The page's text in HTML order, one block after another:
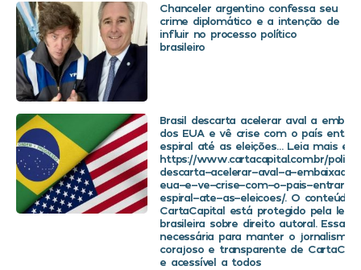
Chanceler argentino confessa seu
crime diplomático e a intenção de
influir no processo político
brasileiro
Brasil descarta acelerar aval a
dos EUA e vê crise com o país
espiral até as eleições… Leia mais em
https://www.cartacapital.com.br/
descarta-acelerar-aval-a-
eua-e-ve-crise-com-o-pais-entrar-
espiral-ate-as-eleicoes/. O conteúdo
CartaCapital está protegido pela
brasileira sobre direito autoral. Essa
necessária para manter o jornalismo
corajoso e transparente de
e acessível a todos